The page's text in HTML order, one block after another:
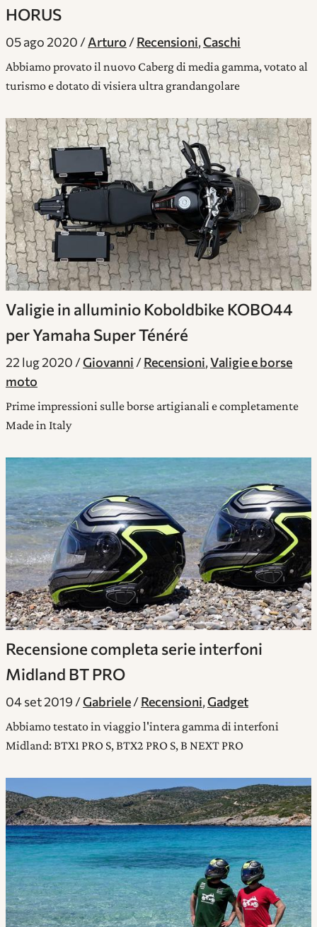
HORUS
05 ago 2020 Arturo Recensioni,Caschi
Abbiamo provato il nuovo Caberg di media gamma, votato al
turismo e dotato di visiera ultra grandangolare
Valigie in alluminio Koboldbike KOBO44
per Yamaha Super Ténéré
22 lug 2020 Giovanni Recensioni,Valigie e borse
moto
Prime impressioni sulle borse artigianali e completamente
Made in Italy
Recensione completa serie interfoni
Midland BT PRO
04 set 2019 Gabriele Recensioni,Gadget
Abbiamo testato in viaggio l'intera gamma di interfoni
Midland: BTX1 PRO S, BTX2 PRO S, B NEXT PRO